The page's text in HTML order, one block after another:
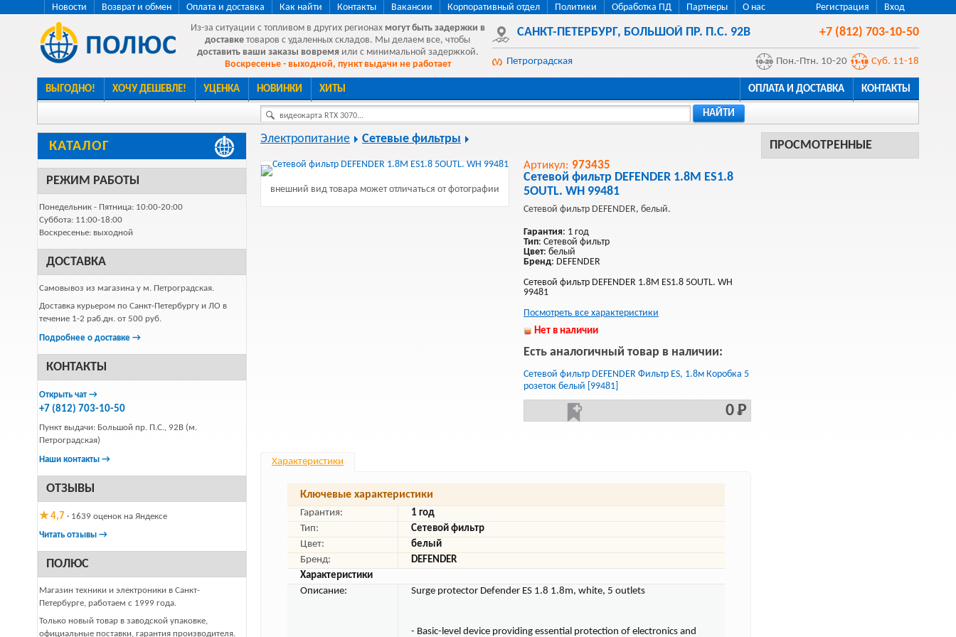
Регистрация Вход
Новости Возврат и обмен Оплата и доставка Как найти Контакты Вакансии Корпоративный отдел Политики Обработка ПД Партнеры
О нас
Из-за ситуации с топливом в других регионах могут быть задержки в
доставке товаров с удаленных складов. Мы делаем все, чтобы
доставить ваши заказы вовремя или с минимальной задержкой.
Воскресенье - выходной, пункт выдачи не работает
САНКТ-ПЕТЕРБУРГ, БОЛЬШОЙ ПР. П.С. 92В +7 (812) 703-10-50
Петроградская Пон.-Птн. 10-20 Суб. 11-18
ВЫГОДНО! ХОЧУ ДЕШЕВЛЕ! УЦЕНКА НОВИНКИ ХИТЫ ОПЛАТА И ДОСТАВКА КОНТАКТЫ
видеокарта RTX 3070... НАЙТИ
КАТАЛОГ
РЕЖИМ РАБОТЫ
Понедельник - Пятница: 10:00-20:00
Суббота: 11:00-18:00
Воскресенье: выходной
ДОСТАВКА
Самовывоз из магазина у м. Петроградская.
Доставка курьером по Санкт-Петербургу и ЛО в
течение 1-2 раб.дн. от 500 руб.
Подробнее о доставке →
КОНТАКТЫ
Открыть чат →
+7 (812) 703-10-50
Пункт выдачи: Большой пр. П.С., 92В (м.
Петроградская)
Наши контакты →
ОТЗЫВЫ
★ 4,7 · 1639 оценок на Яндексе
Читать отзывы →
ПОЛЮС
Магазин техники и электроники в Санкт-
Петербурге, работаем с 1999 года.
Только новый товар в заводской упаковке,
официальные поставки, гарантия производителя.
ПРОСМОТРЕННЫЕ
Электропитание Сетевые фильтры
внешний вид товара может отличаться от фотографии
Артикул: 973435
Сетевой фильтр DEFENDER 1.8M ES1.8
5OUTL. WH 99481
Сетевой фильтр DEFENDER, белый.
Гарантия: 1 год
Тип: Сетевой фильтр
Цвет: белый
Бренд: DEFENDER
Сетевой фильтр DEFENDER 1.8M ES1.8 5OUTL. WH
99481
Посмотреть все характеристики
Нет в наличии
Есть аналогичный товар в наличии:
Сетевой фильтр DEFENDER Фильтр ES, 1.8м Коробка 5
розеток белый [99481]
0 Р
Характеристики
Ключевые характеристики
Гарантия:
1 год
Тип:
Сетевой фильтр
Цвет:
белый
Бренд:
DEFENDER
Характеристики
Описание:
Surge protector Defender ES 1.8 1.8m, white, 5 outlets
- Basic-level device providing essential protection of electronics and